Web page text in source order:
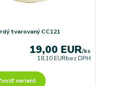
tvarovaný CC121
19,00 EUR/ks
18,10 EURbez DPH
variant